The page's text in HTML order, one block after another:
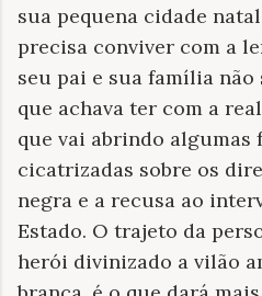
sua pequena cidade
precisa conviver com a
seu pai e sua família não
que achava ter com a
que vai abrindo algumas
cicatrizadas sobre os
negra e a recusa ao
Estado. O trajeto da
herói divinizado a vilão